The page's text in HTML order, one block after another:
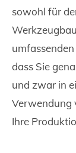
sowohl für
dass Sie
und zwar in
Verwendung
Ihre